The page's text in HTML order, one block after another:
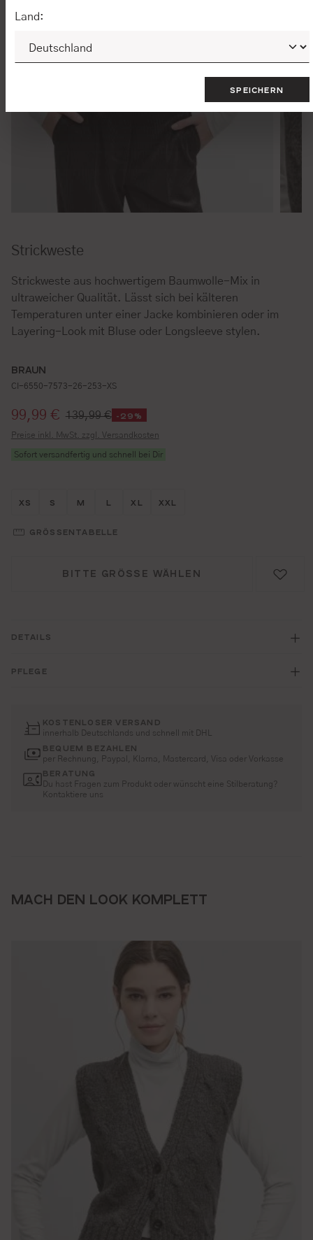
Strickweste
Strickweste aus hochwertigem Baumwolle-Mix in
ultraweicher Qualität. Lässt sich bei kälteren
Temperaturen unter einer Jacke kombinieren oder im
Layering-Look mit Bluse oder Longsleeve stylen.
BRAUN
CI-6550-7573-26-253-XS
Verkaufspreis:
99,99 € 139,99 € -29%
Preise inkl. MwSt. zzgl. Versandkosten
Sofort versandfertig und schnell bei Dir
Größe wählen
XS Größe wählen
S Größe wählen
M Größe wählen
L Größe wählen
XL Größe wählen
XXL
GRÖSSENTABELLE
BITTE GRÖSSE WÄHLEN
DETAILS
PFLEGE
KOSTENLOSER VERSAND
innerhalb Deutschlands und schnell mit DHL
BEQUEM BEZAHLEN
per Rechnung, Paypal, Klarna, Mastercard, Visa oder Vorkasse
BERATUNG
Du hast Fragen zum Produkt oder wünscht eine Stilberatung?
Kontaktiere uns
MACH DEN LOOK KOMPLETT
Land:
SPEICHERN